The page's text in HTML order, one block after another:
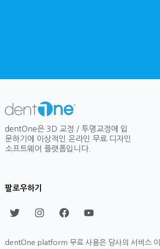
dentOne은 3D 교정 / 투명교정에 입
문하기에 이상적인 온라인 무료 디자인
소프트웨어 플랫폼입니다.
팔로우하기
T
w
t
I
n
t
a
F
a
b
Y
o
t
u
dentOne platform 무료 사용은 당사의 서비스 이